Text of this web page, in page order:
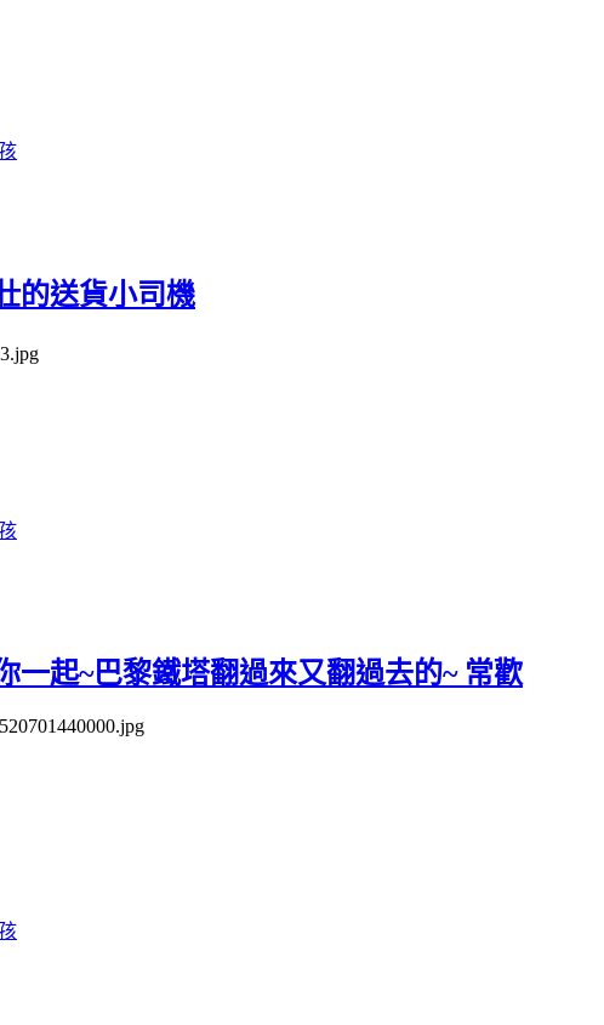
的送貨小司機
一起~巴黎鐵塔翻過來又翻過去的~ 常歡